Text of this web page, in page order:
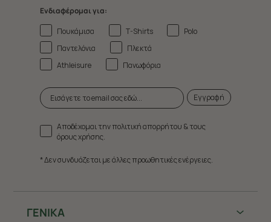
ΓΕΝΙΚΑ
Ενδιαφέρομαι για:
Πουκάμισα
T-Shirts
Polo
Παντελόνια
Πλεκτά
Athleisure
Πανωφόρια
Εγγραφή
Αποδέχομαι την πολιτική απορρήτου & τους
όρους χρήσης.
* Δεν συνδυάζεται με άλλες προωθητικές ενέργειες.